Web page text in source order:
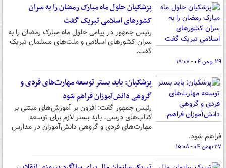
پزشکیان حلول ماه مبارک رمضان را به سران
کشورهای اسلامی تبریک گفت
رئیس جمهور در پیامی حلول ماه مبارک رمضان را به
سران کشورهای اسلامی و ملت‌های مسلمان تبریک
گفت.
۲۹ بهمن ۰۴ - ۱۸:۰۷
پزشکیان: باید بستر توسعه مهارت‌های فردی و
گروهی دانش‌آموزان فراهم شود
رئیس جمهور گفت: افزون بر آموزش‌های مبتنی بر
کتاب‌های درسی، باید بستر لازم برای توسعه
مهارت‌های فردی و گروهی دانش‌آموزان در مدارس
فراهم شود.
۲۷ بهمن ۰۴ - ۱۵:۰۸